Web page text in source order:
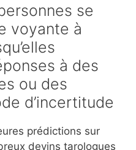
se
voyante à
à des
ou des
d’incertitude
prédictions sur
devins tarologues